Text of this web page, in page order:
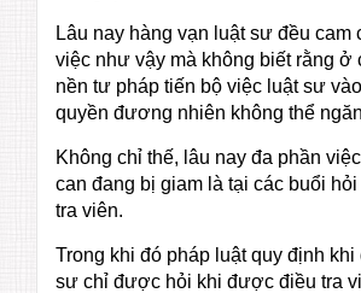
Lâu nay hàng vạn luật sư đều cam
việc như vậy mà không biết rằng ở
nền tư pháp tiến bộ việc luật sư
quyền đương nhiên không thể
Không chỉ thế, lâu nay đa phần
can đang bị giam là tại các buổi
tra viên.
Trong khi đó pháp luật quy định
sư chỉ được hỏi khi được điều tra